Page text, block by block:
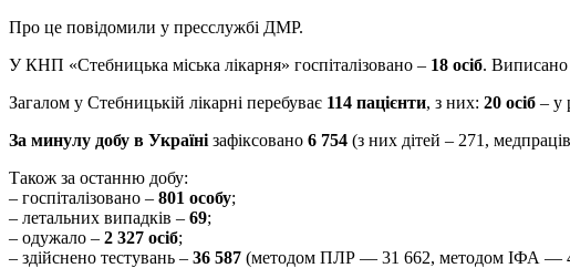
Про це повідомили у пресслужбі ДМР.
У КНП «Стебницька міська лікарня» госпіталізовано – 18 осіб.
Загалом у Стебницькій лікарні перебуває 114 пацієнти, з них: 20 осіб – у
За минулу добу в Україні зафіксовано 6 754 (з них дітей – 271,
Також за останню добу:
– госпіталізовано – 801 особу;
– летальних випадків – 69;
– одужало – 2 327 осіб;
– здійснено тестувань – 36 587 (методом ПЛР — 31 662, методом ІФА —